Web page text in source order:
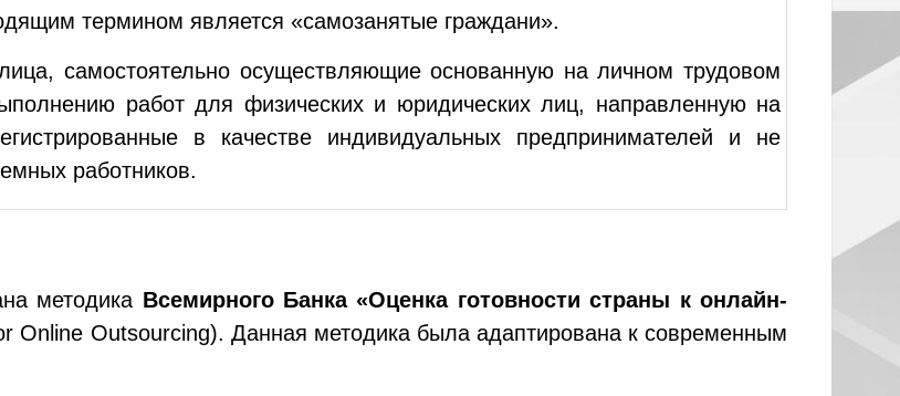
термином является «самозанятые граждани».
самостоятельно осуществляющие основанную на личном трудовом
работ для физических и юридических лиц, направленную на
в качестве индивидуальных предпринимателей и не
работников.
методика Всемирного Банка «Оценка готовности страны к онлайн-
Online Outsourcing). Данная методика была адаптирована к современным